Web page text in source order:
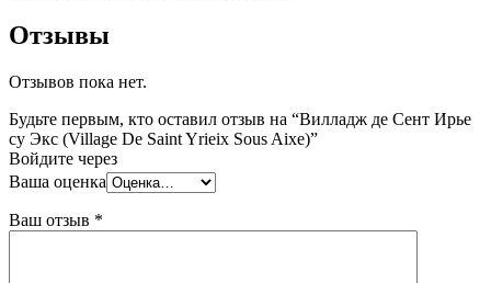
Отзывы
Отзывов пока нет.
Будьте первым, кто оставил отзыв на “Вилладж де Сент Ирье
су Экс (Village De Saint Yrieix Sous Aixe)”
Войдите через
Ваша оценка
Ваш отзыв *